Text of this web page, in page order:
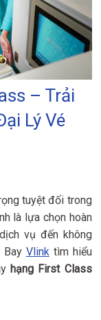
– Trải
Lý Vé
tuyệt đối trong
là lựa chọn hoàn
vụ đến không
Bay Vlink tìm hiểu
hạng First Class